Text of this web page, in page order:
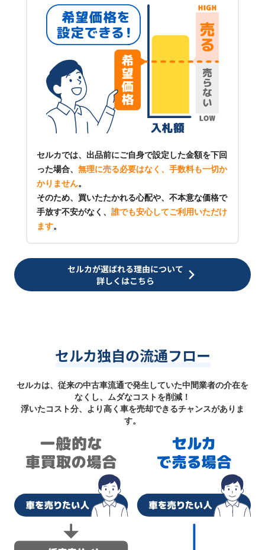
セルカでは、出品前にご自身で設定した金額を下回
った場合、 無理に売る必要はなく、手数料も一切か
かりません。
そのため、買いたたかれる心配や、不本意な価格で
手放す不安がなく、 誰でも安心してご利用いただけ
ます。
セルカが選ばれる理由について
詳しくはこちら
セルカ独自の流通フロー
セルカは、従来の中古車流通で発生していた中間業者の介在を
なくし、ムダなコストを削減！
浮いたコスト分、より高く車を売却できるチャンスがありま
す。